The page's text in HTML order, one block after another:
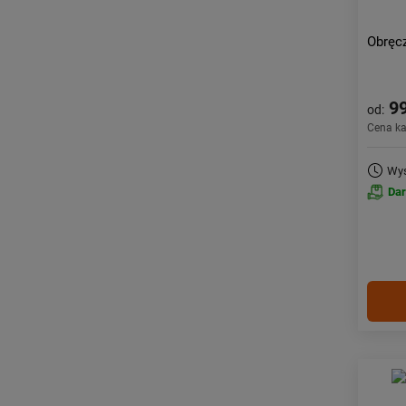
od:
Cena